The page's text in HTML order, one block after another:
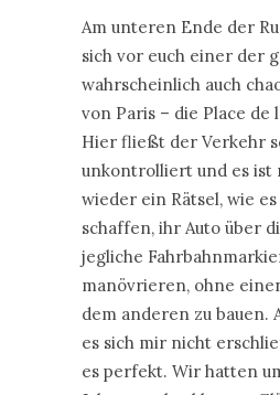
Am unteren Ende der
sich vor euch einer der
wahrscheinlich auch
von Paris – die Place de
Hier fließt der Verkehr
unkontrolliert und es ist
wieder ein Rätsel, wie
schaffen, ihr Auto über
jegliche
manövrieren, ohne
dem anderen zu bauen.
es sich mir nicht
es perfekt. Wir hatten